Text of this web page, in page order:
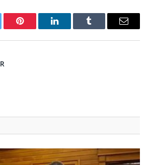
Pinterest LinkedInTumblr Email